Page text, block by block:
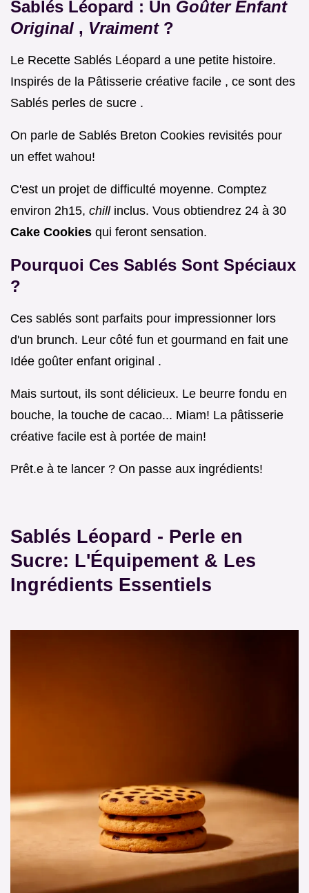
Sablés Léopard : Un Goûter Enfant
Original , Vraiment ?
Le Recette Sablés Léopard a une petite histoire.
Inspirés de la Pâtisserie créative facile , ce sont des
Sablés perles de sucre .
On parle de Sablés Breton Cookies revisités pour
un effet wahou!
C'est un projet de difficulté moyenne. Comptez
environ 2h15, chill inclus. Vous obtiendrez 24 à 30
Cake Cookies qui feront sensation.
Pourquoi Ces Sablés Sont Spéciaux
?
Ces sablés sont parfaits pour impressionner lors
d'un brunch. Leur côté fun et gourmand en fait une
Idée goûter enfant original .
Mais surtout, ils sont délicieux. Le beurre fondu en
bouche, la touche de cacao... Miam! La pâtisserie
créative facile est à portée de main!
Prêt.e à te lancer ? On passe aux ingrédients!
Sablés Léopard - Perle en
Sucre: L'Équipement & Les
Ingrédients Essentiels